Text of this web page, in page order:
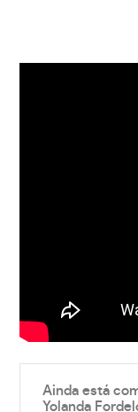
Ainda está
Yolanda